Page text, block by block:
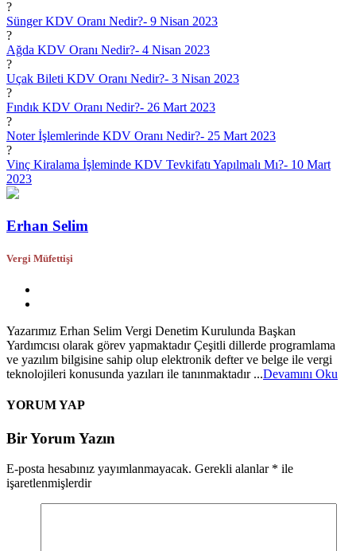
?
Sünger KDV Oranı Nedir?- 9 Nisan 2023
?
Ağda KDV Oranı Nedir?- 4 Nisan 2023
?
Uçak Bileti KDV Oranı Nedir?- 3 Nisan 2023
?
Fındık KDV Oranı Nedir?- 26 Mart 2023
?
Noter İşlemlerinde KDV Oranı Nedir?- 25 Mart 2023
?
Vinç Kiralama İşleminde KDV Tevkifatı Yapılmalı Mı?- 10 Mart
2023
Erhan Selim
Vergi Müfettişi
Yazarımız Erhan Selim Vergi Denetim Kurulunda Başkan
Yardımcısı olarak görev yapmaktadır Çeşitli dillerde programlama
ve yazılım bilgisine sahip olup elektronik defter ve belge ile vergi
teknolojileri konusunda yazıları ile tanınmaktadır ...Devamını Oku
YORUM YAP
Bir Yorum Yazın
E-posta hesabınız yayımlanmayacak. Gerekli alanlar * ile
işaretlenmişlerdir